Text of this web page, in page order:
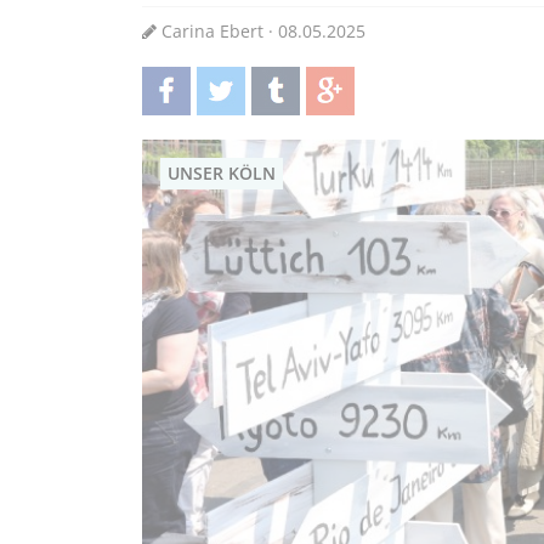
Carina Ebert · 08.05.2025
teilentwittern teilen teilen
UNSER KÖLN